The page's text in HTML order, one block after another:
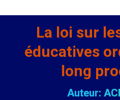
La loi sur
éducatives
long
Auteur: